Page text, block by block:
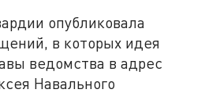
опубликовала
в которых идея
ведомства в адрес
Навального